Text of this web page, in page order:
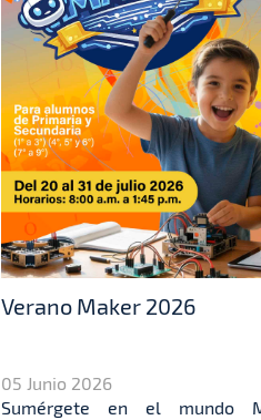
Verano Maker 2026
05 Junio 2026
Sumérgete en el mundo